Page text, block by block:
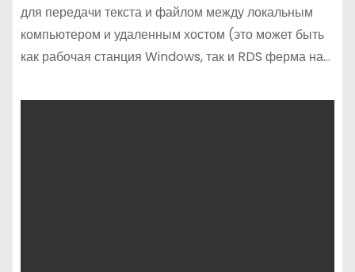
для передачи текста и файлом между локальным
компьютером и удаленным хостом (это может быть
как рабочая станция Windows, так и RDS ферма на…